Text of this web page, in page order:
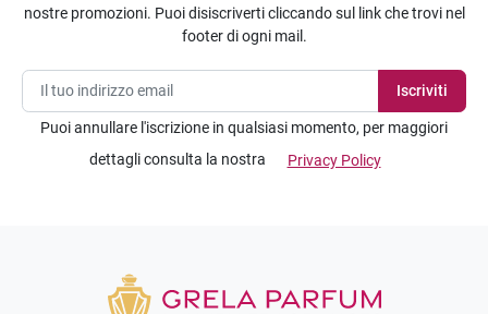
nostre promozioni. Puoi disiscriverti cliccando sul link che trovi nel
footer di ogni mail.
Puoi annullare l'iscrizione in qualsiasi momento, per maggiori
dettagli consulta la nostra
Privacy Policy